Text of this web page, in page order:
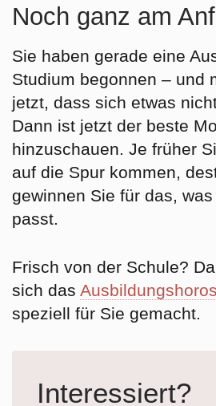
Noch ganz am
Sie haben gerade eine
Studium begonnen – und
jetzt, dass sich etwas
Dann ist jetzt der beste
hinzuschauen. Je früher
auf die Spur kommen,
gewinnen Sie für das,
passt.
Frisch von der Schule?
sich das
speziell für Sie gemacht.
Interessiert?